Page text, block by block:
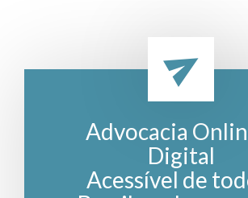
Advocacia
Digital
Acessível de